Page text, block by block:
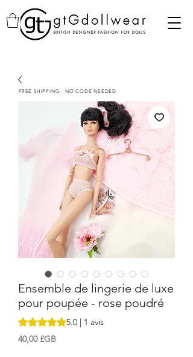
Ensemble de lingerie de luxe
pour poupée - rose poudré
La note est de 5.0 sur cinq étoiles selon 1
5.0 | 1 avis
40,00 £GBPrix
FREE SHIPPING - NO CODE NEEDED